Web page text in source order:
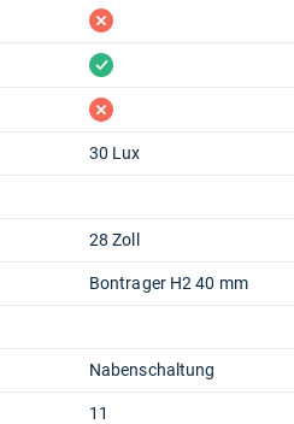
fehlt
vorhanden
fehlt
30 Lux
28 Zoll
Bontrager H2 40 mm
Nabenschaltung
11